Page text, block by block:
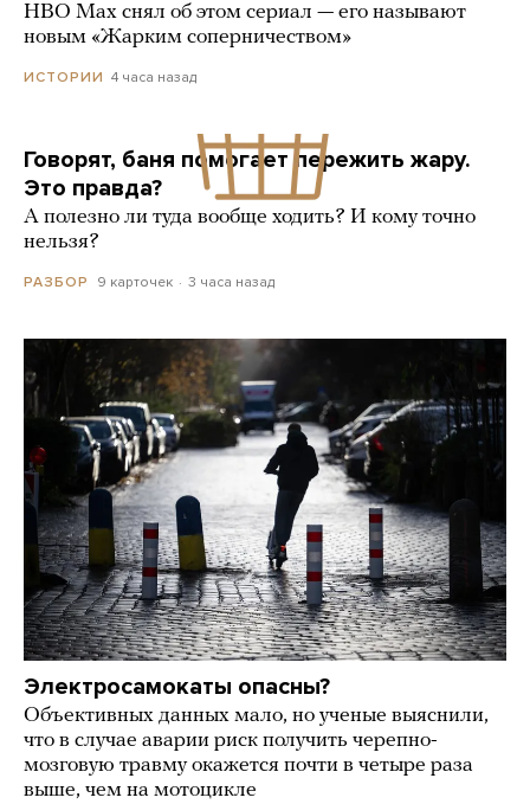
HBO Max снял об этом сериал — его называют
новым «Жарким соперничеством»
ИСТОРИИ 4 часа назад
Говорят, баня помогает пережить жару.
Это правда?
А полезно ли туда вообще ходить? И кому точно
нельзя?
РАЗБОР 9 карточек 3 часа назад
Электросамокаты опасны?
Объективных данных мало, но ученые выяснили,
что в случае аварии риск получить черепно-
мозговую травму окажется почти в четыре раза
выше, чем на мотоцикле